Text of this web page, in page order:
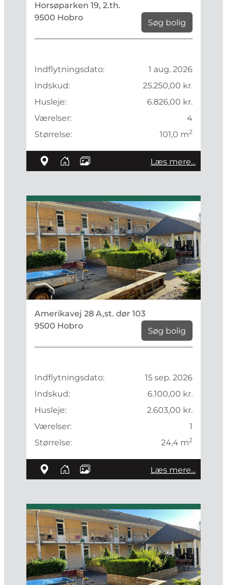
Horsøparken 19, 2.th.
9500 Hobro
Søg bolig
Indflytningsdato:
1 aug. 2026
Indskud:
25.250,00 kr.
Husleje:
6.826,00 kr.
Værelser:
4
Størrelse:
101,0 m2
Læs mere...
Amerikavej 28 A,st. dør 103
9500 Hobro
Søg bolig
Indflytningsdato:
15 sep. 2026
Indskud:
6.100,00 kr.
Husleje:
2.603,00 kr.
Værelser:
1
Størrelse:
24,4 m2
Læs mere...